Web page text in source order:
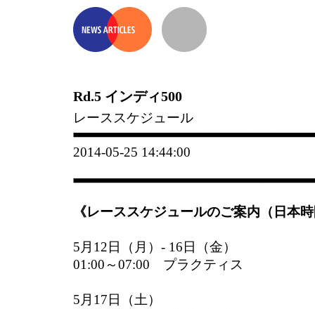
Rd.5 インディ500
レーススケジュール
2014-05-25 14:44:00
《レーススケジュールのご案内（日本
5月12日（月）- 16日（金）
01:00～07:00 プラクティス
5月17日（土）